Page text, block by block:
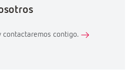
contactaremos contigo.